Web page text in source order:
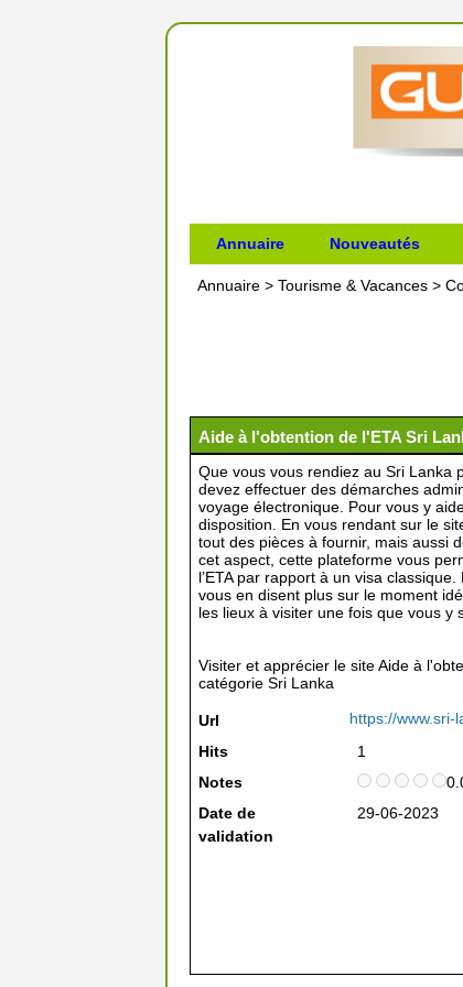
Annuaire Nouveautés
Annuaire > Tourisme & Vacances >
Aide à l'obtention de l'ETA Sri
Que vous vous rendiez au Sri Lanka
devez effectuer des démarches
voyage électronique. Pour vous y
disposition. En vous rendant sur le
tout des pièces à fournir, mais aussi
cet aspect, cette plateforme vous
l’ETA par rapport à un visa
vous en disent plus sur le moment
les lieux à visiter une fois que vous y
Visiter et apprécier le site Aide à
catégorie Sri Lanka
Url
https://www.sri-
Hits
1
Notes
Date de
validation
29-06-2023